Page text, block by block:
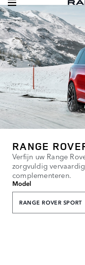
RANGE
Verfijn uw Range
zorgvuldig
complementeren.
Model
RANGE ROVER SPORT